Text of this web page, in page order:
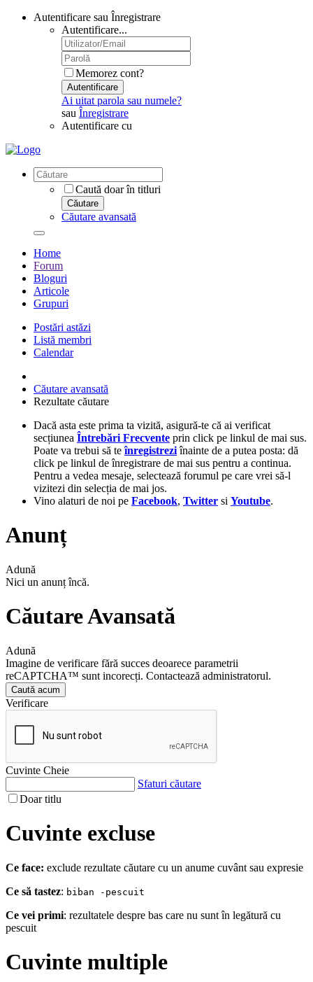
Autentificare sau Înregistrare
Autentificare...
Memorez cont?
Autentificare
Ai uitat parola sau numele?
sau Înregistrare
Autentificare cu
Caută doar în titluri
Căutare
Căutare avansată
Home
Forum
Bloguri
Articole
Grupuri
Postări astăzi
Listă membri
Calendar
Căutare avansată
Rezultate căutare
Dacă asta este prima ta vizită, asigură-te că ai verificat
secțiunea Întrebări Frecvente prin click pe linkul de mai sus.
Poate va trebui să teînregistreziînainte de a putea posta: dă
click pe linkul de înregistrare de mai sus pentru a continua.
Pentru a vedea mesaje, selectează forumul pe care vrei să-l
vizitezi din selecția de mai jos.
Vino alaturi de noi pe Facebook, Twitter si Youtube.
Anunț
Adună
Nici un anunț încă.
Căutare Avansată
Adună
Imagine de verificare fără succes deoarece parametrii
reCAPTCHA™ sunt incorecți. Contactează administratorul.
Caută acum
Verificare
Cuvinte Cheie
Sfaturi căutare
Doar titlu
Cuvinte excluse
Ce face: exclude rezultate căutare cu un anume cuvânt sau expresie
Ce să tastez: biban -pescuit
Ce vei primi: rezultatele despre bas care nu sunt în legătură cu
pescuit
Cuvinte multiple